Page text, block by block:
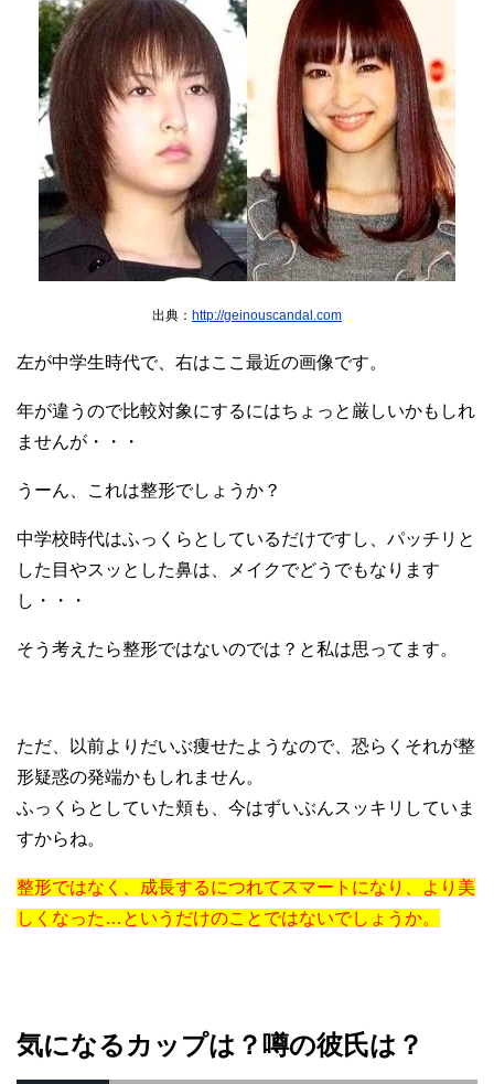
出典： http://geinouscandal.com
左が中学生時代で、右はここ最近の画像です。
年が違うので比較対象にするにはちょっと厳しいかもしれ
ませんが・・・
うーん、これは整形でしょうか？
中学校時代はふっくらとしているだけですし、パッチリと
した目やスッとした鼻は、メイクでどうでもなります
し・・・
そう考えたら整形ではないのでは？と私は思ってます。
ただ、以前よりだいぶ痩せたようなので、恐らくそれが整
形疑惑の発端かもしれません。
ふっくらとしていた頬も、今はずいぶんスッキリしていま
すからね。
整形ではなく、成長するにつれてスマートになり、より美
しくなった…というだけのことではないでしょうか。
気になるカップは？噂の彼氏は？